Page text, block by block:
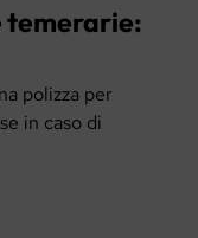
temerarie:
polizza per
in caso di